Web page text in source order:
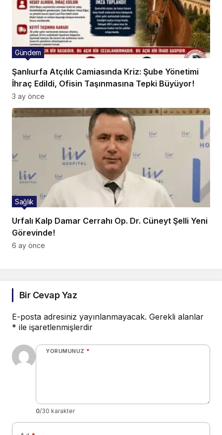
Şanlıurfa Atçılık Camiasında Kriz: Şube Yönetimi
İhraç Edildi, Ofisin Taşınmasına Tepki Büyüyor!
Gündem
3 ay önce
Urfalı Kalp Damar Cerrahı Op. Dr. Cüneyt Şelli Yeni
Görevinde!
Sağlık
6 ay önce
Bir Cevap Yaz
E-posta adresiniz yayınlanmayacak. Gerekli alanlar
* ile işaretlenmişlerdir
YORUMUNUZ *
0/30 karakter